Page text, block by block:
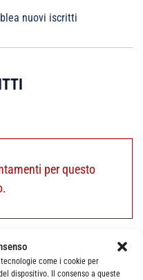
come i cookie per
dispositivo. Il consenso a queste
nuovi iscritti
per questo